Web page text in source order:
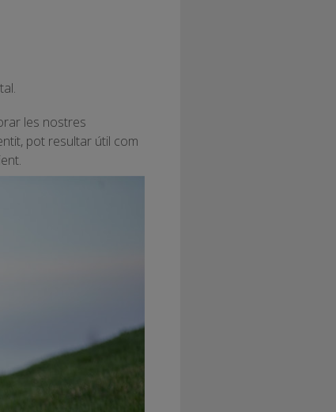
les nostres
pot resultar útil com